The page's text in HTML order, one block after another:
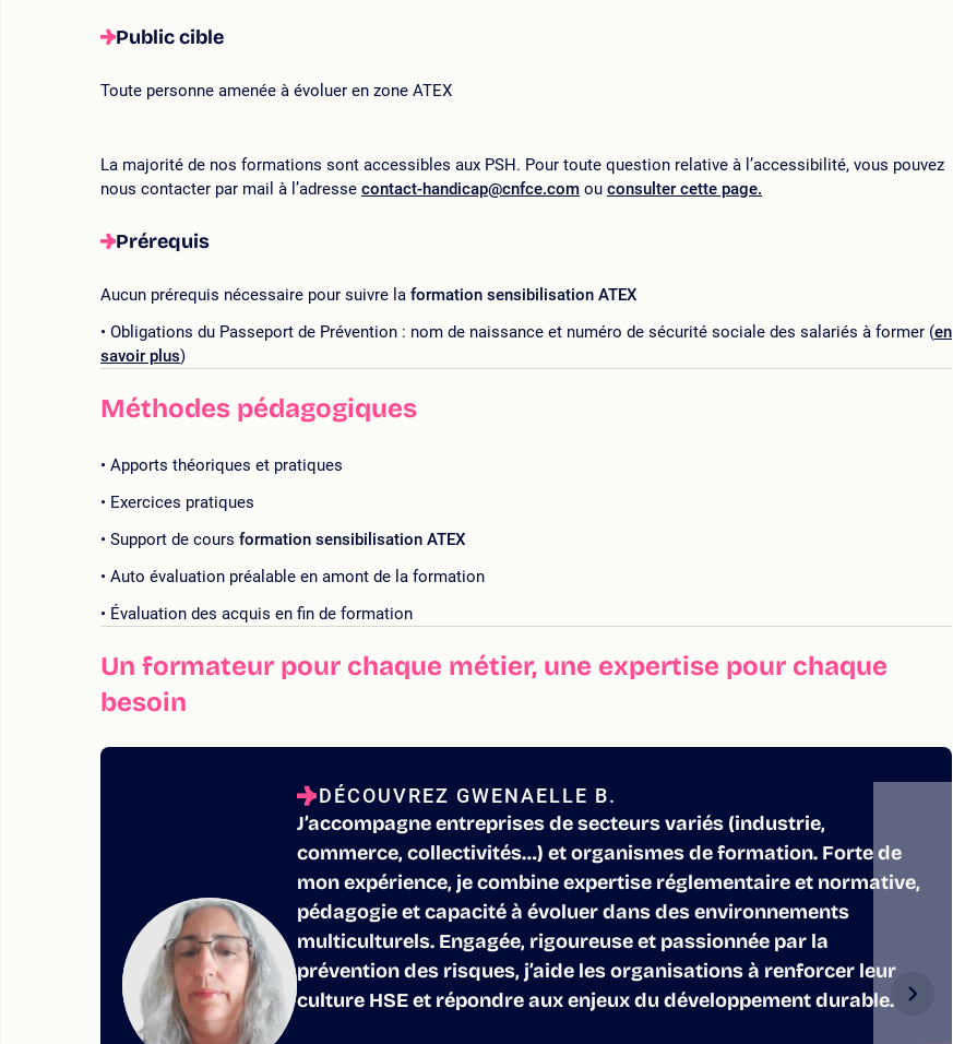
Public cible
Toute personne amenée à évoluer en zone ATEX
La majorité de nos formations sont accessibles aux PSH. Pour toute question relative à l’accessibilité, vous pouvez
nous contacter par mail à l’adresse contact-handicap@cnfce.com ou consulter cette page.
Prérequis
Aucun prérequis nécessaire pour suivre la formation sensibilisation ATEX
Obligations du Passeport de Prévention : nom de naissance et numéro de sécurité sociale des salariés à former (en
savoir plus)
Méthodes pédagogiques
Apports théoriques et pratiques
Exercices pratiques
Support de cours formation sensibilisation ATEX
Auto évaluation préalable en amont de la formation
Évaluation des acquis en fin de formation
Un formateur pour chaque métier, une expertise pour chaque
besoin
DÉCOUVREZ GWENAELLE B.
J’accompagne entreprises de secteurs variés (industrie,
commerce, collectivités…) et organismes de formation. Forte de
mon expérience, je combine expertise réglementaire et normative,
pédagogie et capacité à évoluer dans des environnements
multiculturels. Engagée, rigoureuse et passionnée par la
prévention des risques, j’aide les organisations à renforcer leur
culture HSE et répondre aux enjeux du développement durable.